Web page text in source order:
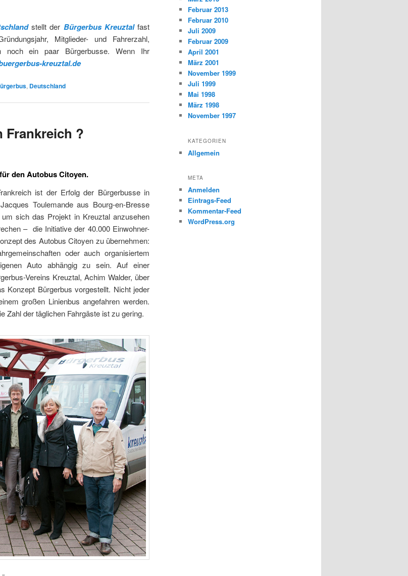
stellt der Bürgerbus Kreuztalfast
Mitglieder- und Fahrerzahl,
noch ein paar Bürgerbusse. Wenn Ihr
kreuztal.de
, Deutschland
Frankreich ?
den Autobus Citoyen.
ist der Erfolg der Bürgerbusse in
Toulemande aus Bourg-en-Bresse
sich das Projekt in Kreuztal anzusehen
– die Initiative der 40.000 Einwohner-
des Autobus Citoyen zu übernehmen:
oder auch organisiertem
Auto abhängig zu sein. Auf einer
Vereins Kreuztal, Achim Walder, über
Konzept Bürgerbus vorgestellt. Nicht jeder
großen Linienbus angefahren werden.
Zahl der täglichen Fahrgäste ist zu gering.
Februar 2013
Februar 2010
Juli 2009
Februar 2009
April 2001
März 2001
November 1999
Juli 1999
Mai 1998
März 1998
November 1997
KATEGORIEN
Allgemein
META
Anmelden
Eintrags-Feed
Kommentar-Feed
WordPress.org